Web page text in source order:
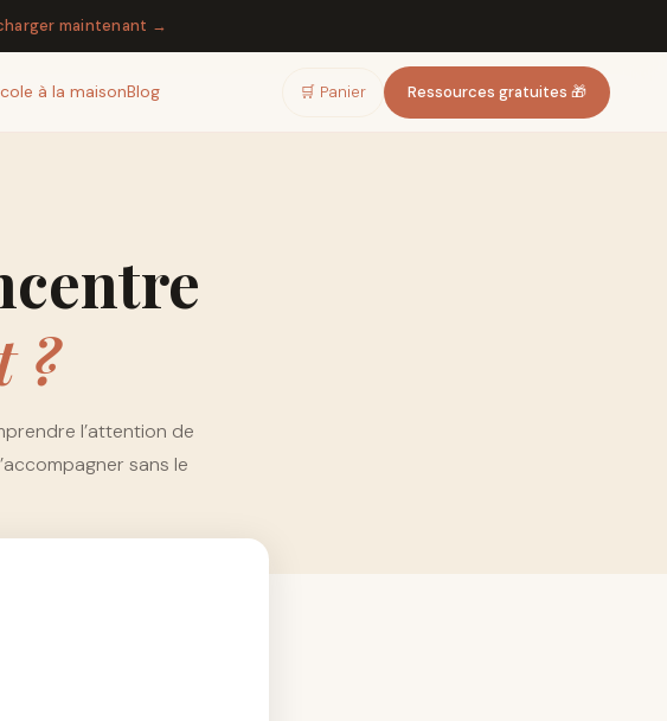
maintenant →
à la maisonBlog 🛒 Panier Ressources gratuites 🎁
?
l’attention de
sans le